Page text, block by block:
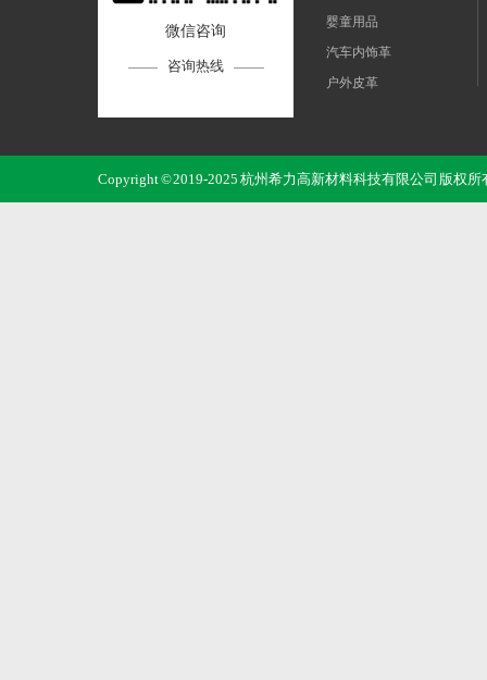
微信咨询
咨询热线
婴童用品
汽车内饰革
户外皮革
Copyright © 2019-2025 杭州希力高新材料科技有限公司 版权